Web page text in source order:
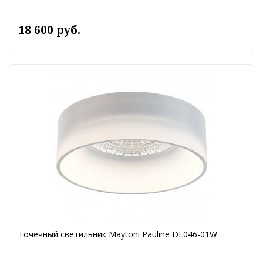
18 600 руб.
Точечный светильник Maytoni Pauline DL046-01W